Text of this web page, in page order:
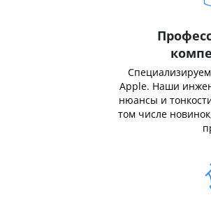
Apple. Наши
нюансы и
том числе